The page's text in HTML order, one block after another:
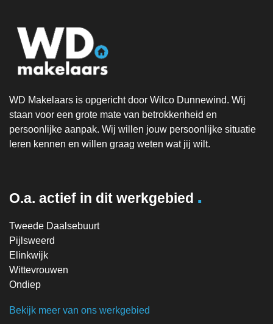
WD Makelaars is opgericht door Wilco Dunnewind. Wij
staan voor een grote mate van betrokkenheid en
persoonlijke aanpak. Wij willen jouw persoonlijke situatie
leren kennen en willen graag weten wat jij wilt.
O.a. actief in dit werkgebied .
Tweede Daalsebuurt
Pijlsweerd
Elinkwijk
Wittevrouwen
Ondiep
Bekijk meer van ons werkgebied